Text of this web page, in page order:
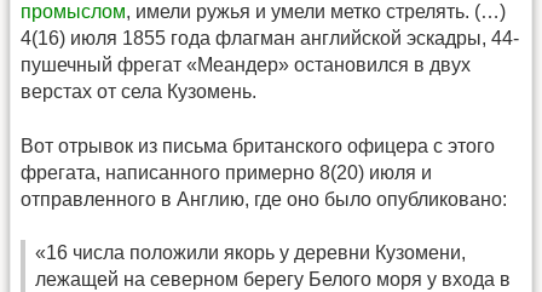
промыслом, имели ружья и умели метко стрелять. (…)
4(16) июля 1855 года флагман английской эскадры, 44-
пушечный фрегат «Меандер» остановился в двух
верстах от села Кузомень.
Вот отрывок из письма британского офицера с этого
фрегата, написанного примерно 8(20) июля и
отправленного в Англию, где оно было опубликовано:
«16 числа положили якорь у деревни Кузомени,
лежащей на северном берегу Белого моря у входа в